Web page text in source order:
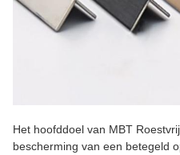
Het hoofddoel van MBT
bescherming van een betegeld